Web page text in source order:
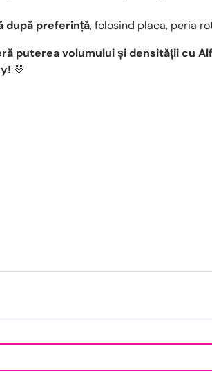
după preferință, folosind placa, peria
puterea volumului și densității cu
💛